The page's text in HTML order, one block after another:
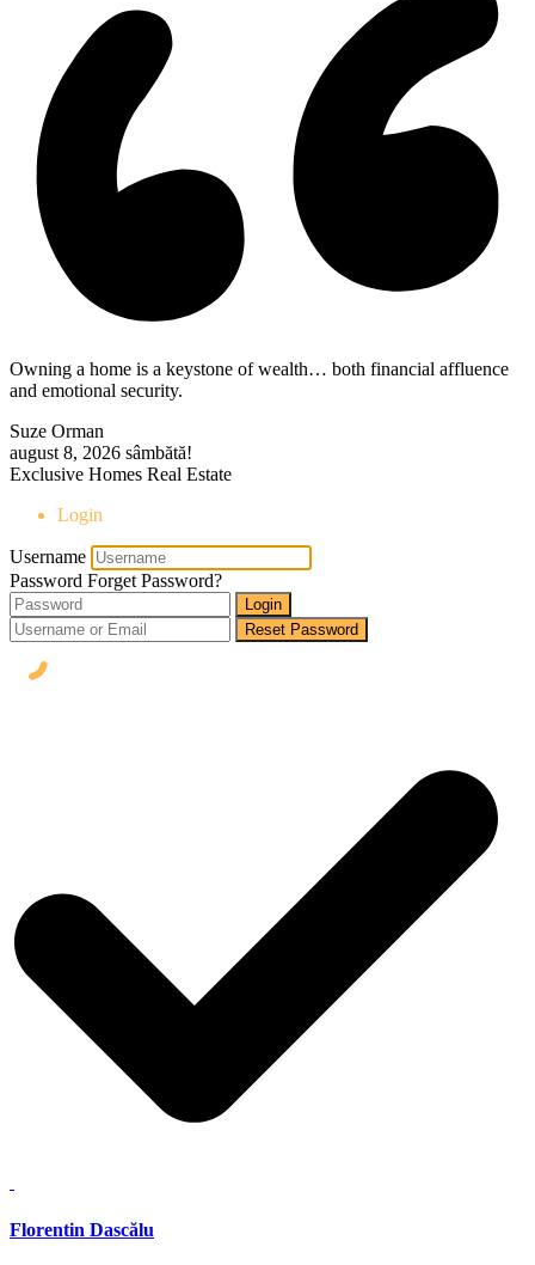
Owning a home is a keystone of wealth… both financial affluence
and emotional security.
Suze Orman
august 8, 2026 sâmbătă!
Exclusive Homes Real Estate
Login
Username
Password Forget Password?
Login
Reset Password
Florentin Dascălu